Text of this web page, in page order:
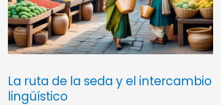
La ruta de la seda y el intercambio
lingüístico